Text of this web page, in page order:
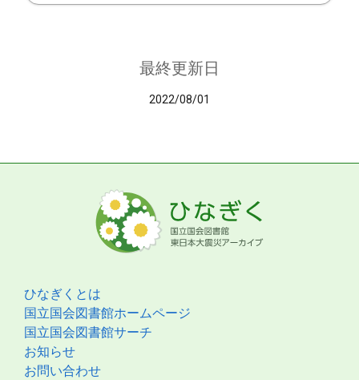
最終更新日
2022/08/01
ひなぎくとは
国立国会図書館ホームページ
国立国会図書館サーチ
お知らせ
お問い合わせ